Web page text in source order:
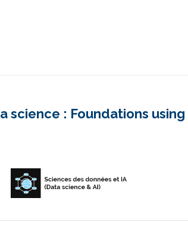
science : Foundations using